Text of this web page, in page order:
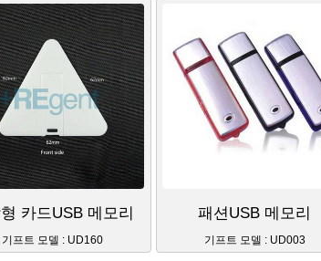
카드USB 메모리
기프트 모델 : UD160
패션USB 메모리
기프트 모델 : UD003